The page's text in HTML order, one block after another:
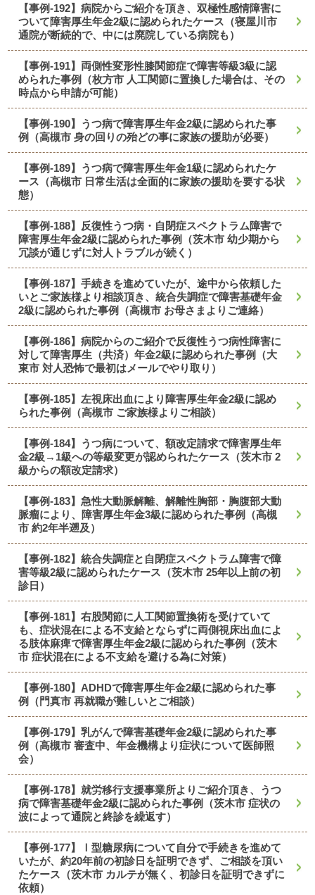
【事例-192】病院からご紹介を頂き、双極性感情障害に
ついて障害厚生年金2級に認められたケース（寝屋川市
通院が断続的で、中には廃院している病院も）
【事例-191】両側性変形性膝関節症で障害等級3級に認
められた事例（枚方市 人工関節に置換した場合は、その
時点から申請が可能）
【事例-190】うつ病で障害厚生年金2級に認められた事
例（高槻市 身の回りの殆どの事に家族の援助が必要）
【事例-189】うつ病で障害厚生年金1級に認められたケ
ース（高槻市 日常生活は全面的に家族の援助を要する状
態）
【事例-188】反復性うつ病・自閉症スペクトラム障害で
障害厚生年金2級に認められた事例（茨木市 幼少期から
冗談が通じずに対人トラブルが続く）
【事例-187】手続きを進めていたが、途中から依頼した
いとご家族様より相談頂き、統合失調症で障害基礎年金
2級に認められた事例（高槻市 お母さまよりご連絡）
【事例-186】病院からのご紹介で反復性うつ病性障害に
対して障害厚生（共済）年金2級に認められた事例（大
東市 対人恐怖で最初はメールでやり取り）
【事例-185】左視床出血により障害厚生年金2級に認め
られた事例（高槻市 ご家族様よりご相談）
【事例-184】うつ病について、額改定請求で障害厚生年
金2級→1級への等級変更が認められたケース（茨木市 2
級からの額改定請求）
【事例-183】急性大動脈解離、解離性胸部・胸腹部大動
脈瘤により、障害厚生年金3級に認められた事例（高槻
市 約2年半遡及）
【事例-182】統合失調症と自閉症スペクトラム障害で障
害等級2級に認められたケース（茨木市 25年以上前の初
診日）
【事例-181】右股関節に人工関節置換術を受けていて
も、症状混在による不支給とならずに両側視床出血によ
る肢体麻痺で障害厚生年金2級に認められた事例（茨木
市 症状混在による不支給を避ける為に対策）
【事例-180】ADHDで障害厚生年金2級に認められた事
例（門真市 再就職が難しいとご相談）
【事例-179】乳がんで障害基礎年金2級に認められた事
例（高槻市 審査中、年金機構より症状について医師照
会）
【事例-178】就労移行支援事業所よりご紹介頂き、うつ
病で障害基礎年金2級に認められた事例（茨木市 症状の
波によって通院と終診を繰返す）
【事例-177】Ⅰ型糖尿病について自分で手続きを進めて
いたが、約20年前の初診日を証明できず、ご相談を頂い
たケース（茨木市 カルテが無く、初診日を証明できずに
依頼）